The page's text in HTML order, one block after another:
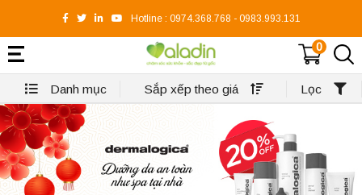
Hotline : 0974.368.768 - 0983.993.131
0
Danh mục Sắp xếp theo giá Lọc